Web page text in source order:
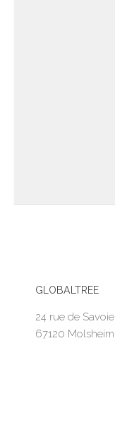
GLOBALTREE
24 rue de Savoie
67120 Molsheim